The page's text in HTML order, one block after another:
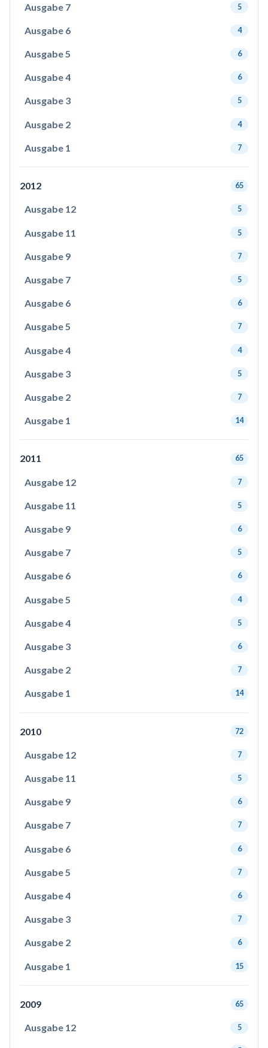
Ausgabe 7 5
Ausgabe 6 4
Ausgabe 5 6
Ausgabe 4 6
Ausgabe 3 5
Ausgabe 2 4
Ausgabe 1 7
2012 65
Ausgabe 12 5
Ausgabe 11 5
Ausgabe 9 7
Ausgabe 7 5
Ausgabe 6 6
Ausgabe 5 7
Ausgabe 4 4
Ausgabe 3 5
Ausgabe 2 7
Ausgabe 1 14
2011 65
Ausgabe 12 7
Ausgabe 11 5
Ausgabe 9 6
Ausgabe 7 5
Ausgabe 6 6
Ausgabe 5 4
Ausgabe 4 5
Ausgabe 3 6
Ausgabe 2 7
Ausgabe 1 14
2010 72
Ausgabe 12 7
Ausgabe 11 5
Ausgabe 9 6
Ausgabe 7 7
Ausgabe 6 6
Ausgabe 5 7
Ausgabe 4 6
Ausgabe 3 7
Ausgabe 2 6
Ausgabe 1 15
2009 65
Ausgabe 12 5